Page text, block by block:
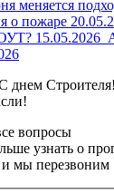
меняется
о пожаре
15.05.2026
днем
вопросы
узнать о
и мы перезвоним